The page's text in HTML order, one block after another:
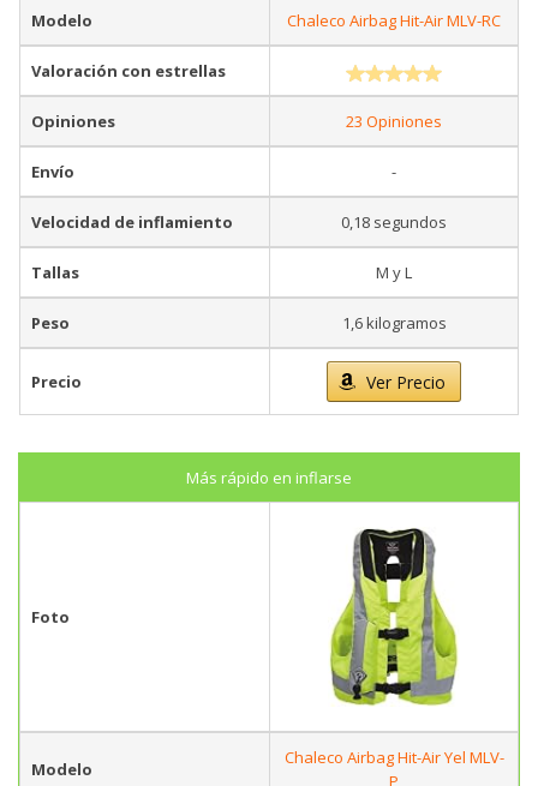
Modelo Chaleco Airbag Hit-Air MLV-RC
Valoración con estrellas
Opiniones 23 Opiniones
Envío -
Velocidad de inflamiento 0,18 segundos
Tallas M y L
Peso 1,6 kilogramos
Precio Ver Precio
Más rápido en inflarse
Foto
Modelo
Chaleco Airbag Hit-Air Yel MLV-
P